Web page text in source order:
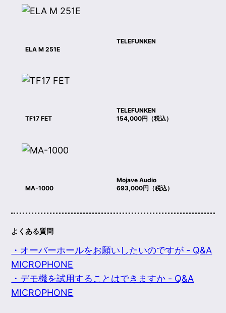
TELEFUNKEN
ELA M 251E
TELEFUNKEN
TF17 FET
154,000円（税込）
Mojave Audio
MA-1000
693,000円（税込）
よくある質問
・オーバーホールをお願いしたいのですが - Q&A
MICROPHONE
・デモ機を試用することはできますか - Q&A
MICROPHONE